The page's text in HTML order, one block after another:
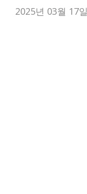
2025년 03월 17일